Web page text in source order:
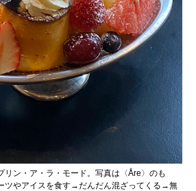
リン・ア・ラ・モード。写真は〈Åre〉のも
ツやアイスを食す→だんだん混ざってくる→無